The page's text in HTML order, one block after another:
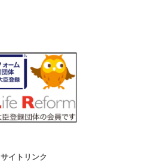
サイトリンク